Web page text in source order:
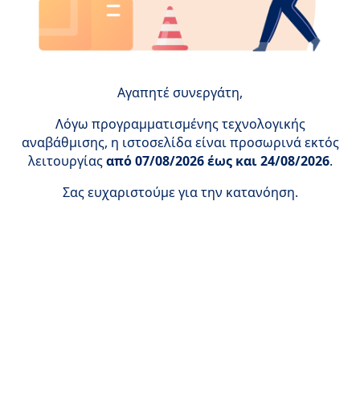
Αγαπητέ συνεργάτη,
Λόγω προγραμματισμένης τεχνολογικής
αναβάθμισης, η ιστοσελίδα είναι προσωρινά εκτός
λειτουργίαςαπό 07/08/2026 έως και 24/08/2026.
Σας ευχαριστούμε για την κατανόηση.